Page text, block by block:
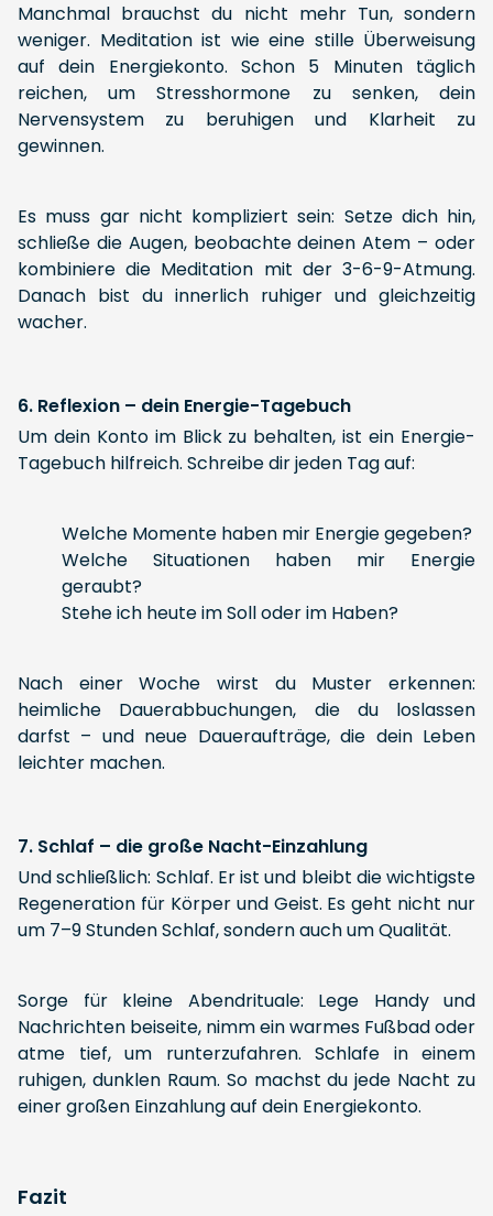
Manchmal brauchst du nicht mehr Tun, sondern
weniger. Meditation ist wie eine stille Überweisung
auf dein Energiekonto. Schon 5 Minuten täglich
reichen, um Stresshormone zu senken, dein
Nervensystem zu beruhigen und Klarheit zu
gewinnen.
Es muss gar nicht kompliziert sein: Setze dich hin,
schließe die Augen, beobachte deinen Atem – oder
kombiniere die Meditation mit der 3-6-9-Atmung.
Danach bist du innerlich ruhiger und gleichzeitig
wacher.
6. Reflexion – dein Energie-Tagebuch
Um dein Konto im Blick zu behalten, ist ein Energie-
Tagebuch hilfreich. Schreibe dir jeden Tag auf:
Welche Momente haben mir Energie gegeben?
Welche Situationen haben mir Energie
geraubt?
Stehe ich heute im Soll oder im Haben?
Nach einer Woche wirst du Muster erkennen:
heimliche Dauerabbuchungen, die du loslassen
darfst – und neue Daueraufträge, die dein Leben
leichter machen.
7. Schlaf – die große Nacht-Einzahlung
Und schließlich: Schlaf. Er ist und bleibt die wichtigste
Regeneration für Körper und Geist. Es geht nicht nur
um 7–9 Stunden Schlaf, sondern auch um Qualität.
Sorge für kleine Abendrituale: Lege Handy und
Nachrichten beiseite, nimm ein warmes Fußbad oder
atme tief, um runterzufahren. Schlafe in einem
ruhigen, dunklen Raum. So machst du jede Nacht zu
einer großen Einzahlung auf dein Energiekonto.
Fazit